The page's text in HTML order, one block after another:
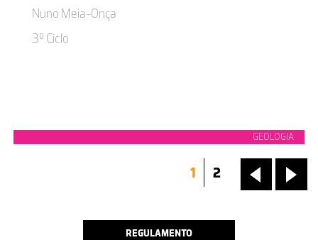
Nuno Meia-Onça
3º Ciclo
GEOLOGIA
«
1 2 »
REGULAMENTO